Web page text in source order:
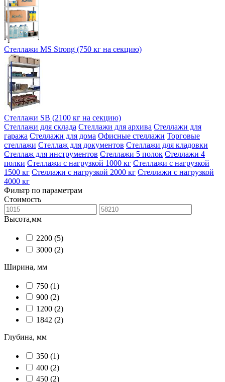
Стеллажи MS Strong (750 кг на секцию)
Стеллажи SB (2100 кг на секцию)
Стеллажи для склада Стеллажи для архива Стеллажи для
гаража Стеллажи для дома Офисные стеллажи Торговые
стеллажи Стеллаж для документов Стеллажи для кладовки
Стеллаж для инструментов Стеллажи 5 полок Стеллажи 4
полки Стеллажи с нагрузкой 1000 кг Стеллажи с нагрузкой
1500 кг Стеллажи с нагрузкой 2000 кг Стеллажи с нагрузкой
4000 кг
Фильтр по параметрам
Стоимость
Высота,мм
2200 (5)
3000 (2)
Ширина, мм
750 (1)
900 (2)
1200 (2)
1842 (2)
Глубина, мм
350 (1)
400 (2)
450 (2)